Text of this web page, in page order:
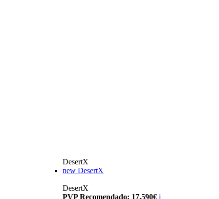
DesertX
new DesertX
DesertX
PVP Recomendado: 17.590€ i